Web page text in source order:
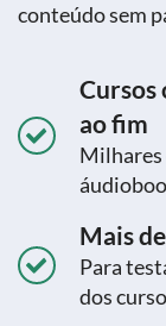
conteúdo sem
Cursos
ao fim
Milhares
Mais
Para
dos